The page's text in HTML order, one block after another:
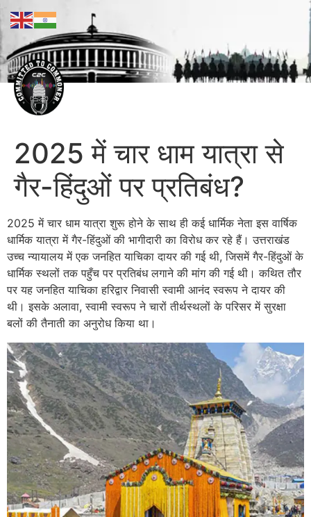
2025 में चार धाम यात्रा से
गैर-हिंदुओं पर प्रतिबंध?
2025 में चार धाम यात्रा शुरू होने के साथ ही कई धार्मिक नेता इस वार्षिक
धार्मिक यात्रा में गैर-हिंदुओं की भागीदारी का विरोध कर रहे हैं। उत्तराखंड
उच्च न्यायालय में एक जनहित याचिका दायर की गई थी, जिसमें गैर-हिंदुओं के
धार्मिक स्थलों तक पहुँच पर प्रतिबंध लगाने की मांग की गई थी। कथित तौर
पर यह जनहित याचिका हरिद्वार निवासी स्वामी आनंद स्वरूप ने दायर की
थी। इसके अलावा, स्वामी स्वरूप ने चारों तीर्थस्थलों के परिसर में सुरक्षा
बलों की तैनाती का अनुरोध किया था।